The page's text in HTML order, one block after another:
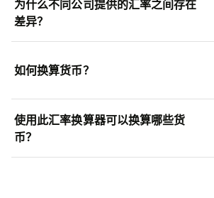
为什么不同公司提供的汇率之间存在
差异？
如何换算货币？
使用此汇率换算器可以换算哪些货
币？